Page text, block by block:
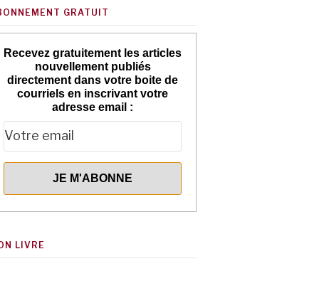
GRATUIT
Recevez gratuitement les articles
nouvellement publiés
directement dans votre boite de
courriels en inscrivant votre
adresse email :
LIVRE